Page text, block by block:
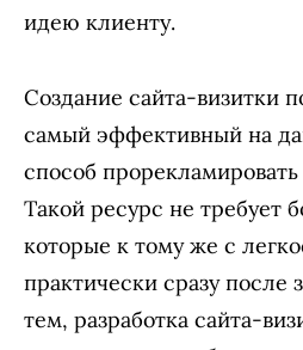
идею клиенту.
Создание сайта-визитки
самый эффективный на
способ
Такой ресурс не требует
которые к тому же с
практически сразу после
тем, разработка сайта-